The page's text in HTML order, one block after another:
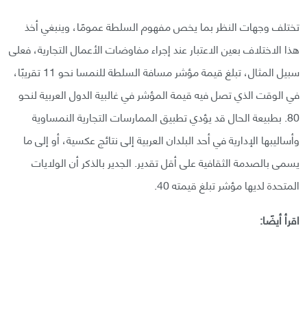
تختلف وجهات النظر بما يخص مفهوم السلطة عمومًا، وينبغي أخذ
هذا الاختلاف بعين الاعتبار عند إجراء مفاوضات الأعمال التجارية، فعلى
سبيل المثال، تبلغ قيمة مؤشر مسافة السلطة للنمسا نحو 11 تقريبًا،
في الوقت الذي تصل فيه قيمة المؤشر في غالبية الدول العربية لنحو
80. بطبيعة الحال قد يؤدي تطبيق الممارسات التجارية النمساوية
وأساليبها الإدارية في أحد البلدان العربية إلى نتائج عكسية، أو إلى ما
يسمى بالصدمة الثقافية على أقل تقدير. الجدير بالذكر أن الولايات
المتحدة لديها مؤشر تبلغ قيمته 40.
اقرأ أيضًا: